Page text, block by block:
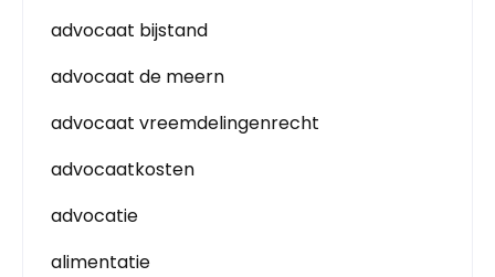
advocaat bijstand
advocaat de meern
advocaat vreemdelingenrecht
advocaatkosten
advocatie
alimentatie